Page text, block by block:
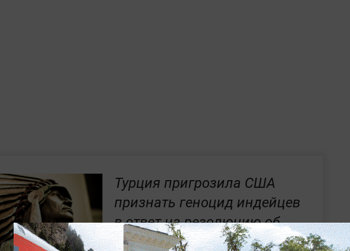
Турция пригрозила США
признать геноцид индейцев
в ответ на резолюцию об
армянах